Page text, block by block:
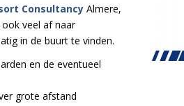
Consultancy Almere,
veel af naar
in de buurt te vinden.
en de eventueel
grote afstand